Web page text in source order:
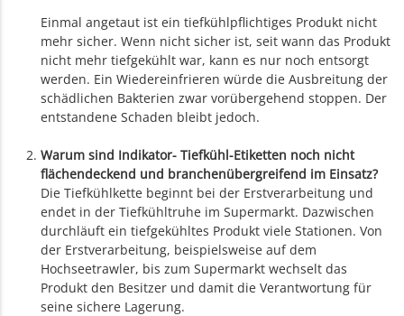
Einmal angetaut ist ein tiefkühlpflichtiges Produkt nicht
mehr sicher. Wenn nicht sicher ist, seit wann das Produkt
nicht mehr tiefgekühlt war, kann es nur noch entsorgt
werden. Ein Wiedereinfrieren würde die Ausbreitung der
schädlichen Bakterien zwar vorübergehend stoppen. Der
entstandene Schaden bleibt jedoch.
Warum sind Indikator- Tiefkühl-Etiketten noch nicht
flächendeckend und branchenübergreifend im Einsatz?
Die Tiefkühlkette beginnt bei der Erstverarbeitung und
endet in der Tiefkühltruhe im Supermarkt. Dazwischen
durchläuft ein tiefgekühltes Produkt viele Stationen. Von
der Erstverarbeitung, beispielsweise auf dem
Hochseetrawler, bis zum Supermarkt wechselt das
Produkt den Besitzer und damit die Verantwortung für
seine sichere Lagerung.